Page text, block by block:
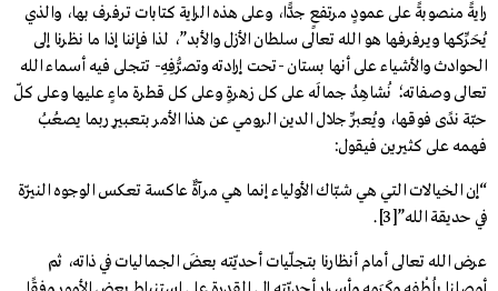
رايةً منصوبةً على عمودٍ مرتفعٍ جدًّا، وعلى هذه الراية كتابات ترفرف بها، والذي
يُحَرِّكها ويرفرفها هو الله تعالى سلطان الأزل والأبد”، لذا فإننا إذا ما نظرنا إلى
الحوادث والأشياء على أنها بستان -تحت إرادته وتصرُّفِهِ- تتجلى فيه أسماء الله
تعالى وصفاته؛ نُشاهِدُ جمالَه على كل زهرةٍ وعلى كل قطرة ماءٍ عليها وعلى كلّ
حبّة ندًى فوقها، ويُعبِّر جلال الدين الرومي عن هذا الأمر بتعبيرٍ ربما يصعُبُ
فهمه على كثيرين فيقول:
“إن الخيالات التي هي شبّاك الأولياء إنما هي مرآةٌ عاكسة تعكس الوجوه النيّرة
في حديقة الله”
.
عرض الله تعالى أمام أنظارنا بتجلّيات أحديّته بعضَ الجماليات في ذاته، ثم